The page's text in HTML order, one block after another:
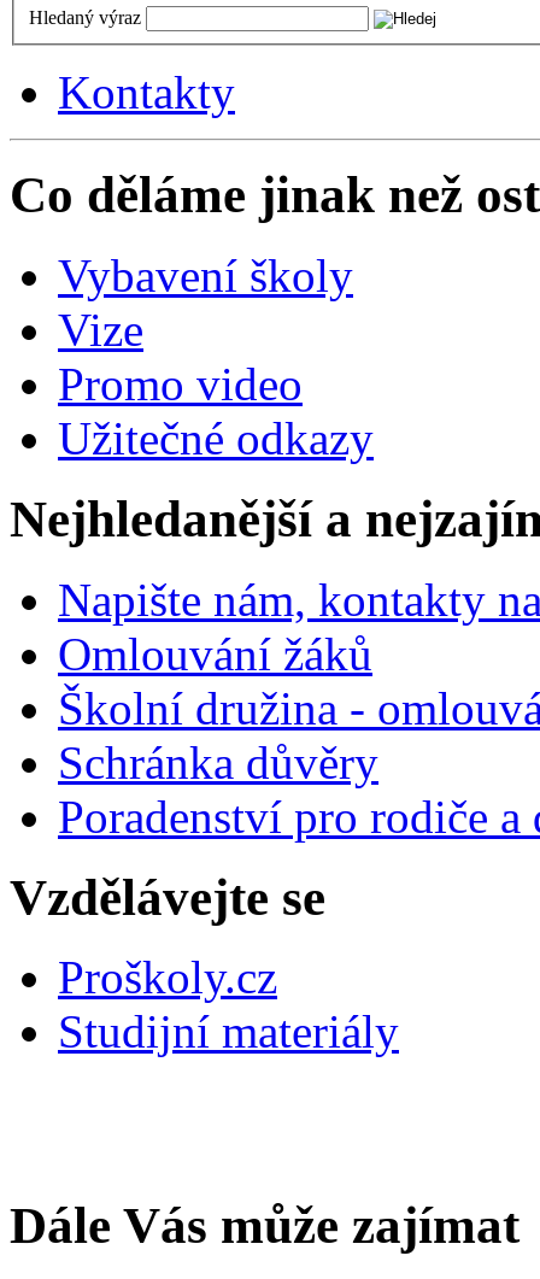
Hledaný výraz
Kontakty
Co děláme jinak než
Vybavení školy
Vize
Promo video
Užitečné odkazy
Nejhledanější a
Napište nám, kontakty
Omlouvání žáků
Školní družina -
Schránka důvěry
Poradenství pro rodiče
Vzdělávejte se
Proškoly.cz
Studijní materiály
Dále Vás může zajímat